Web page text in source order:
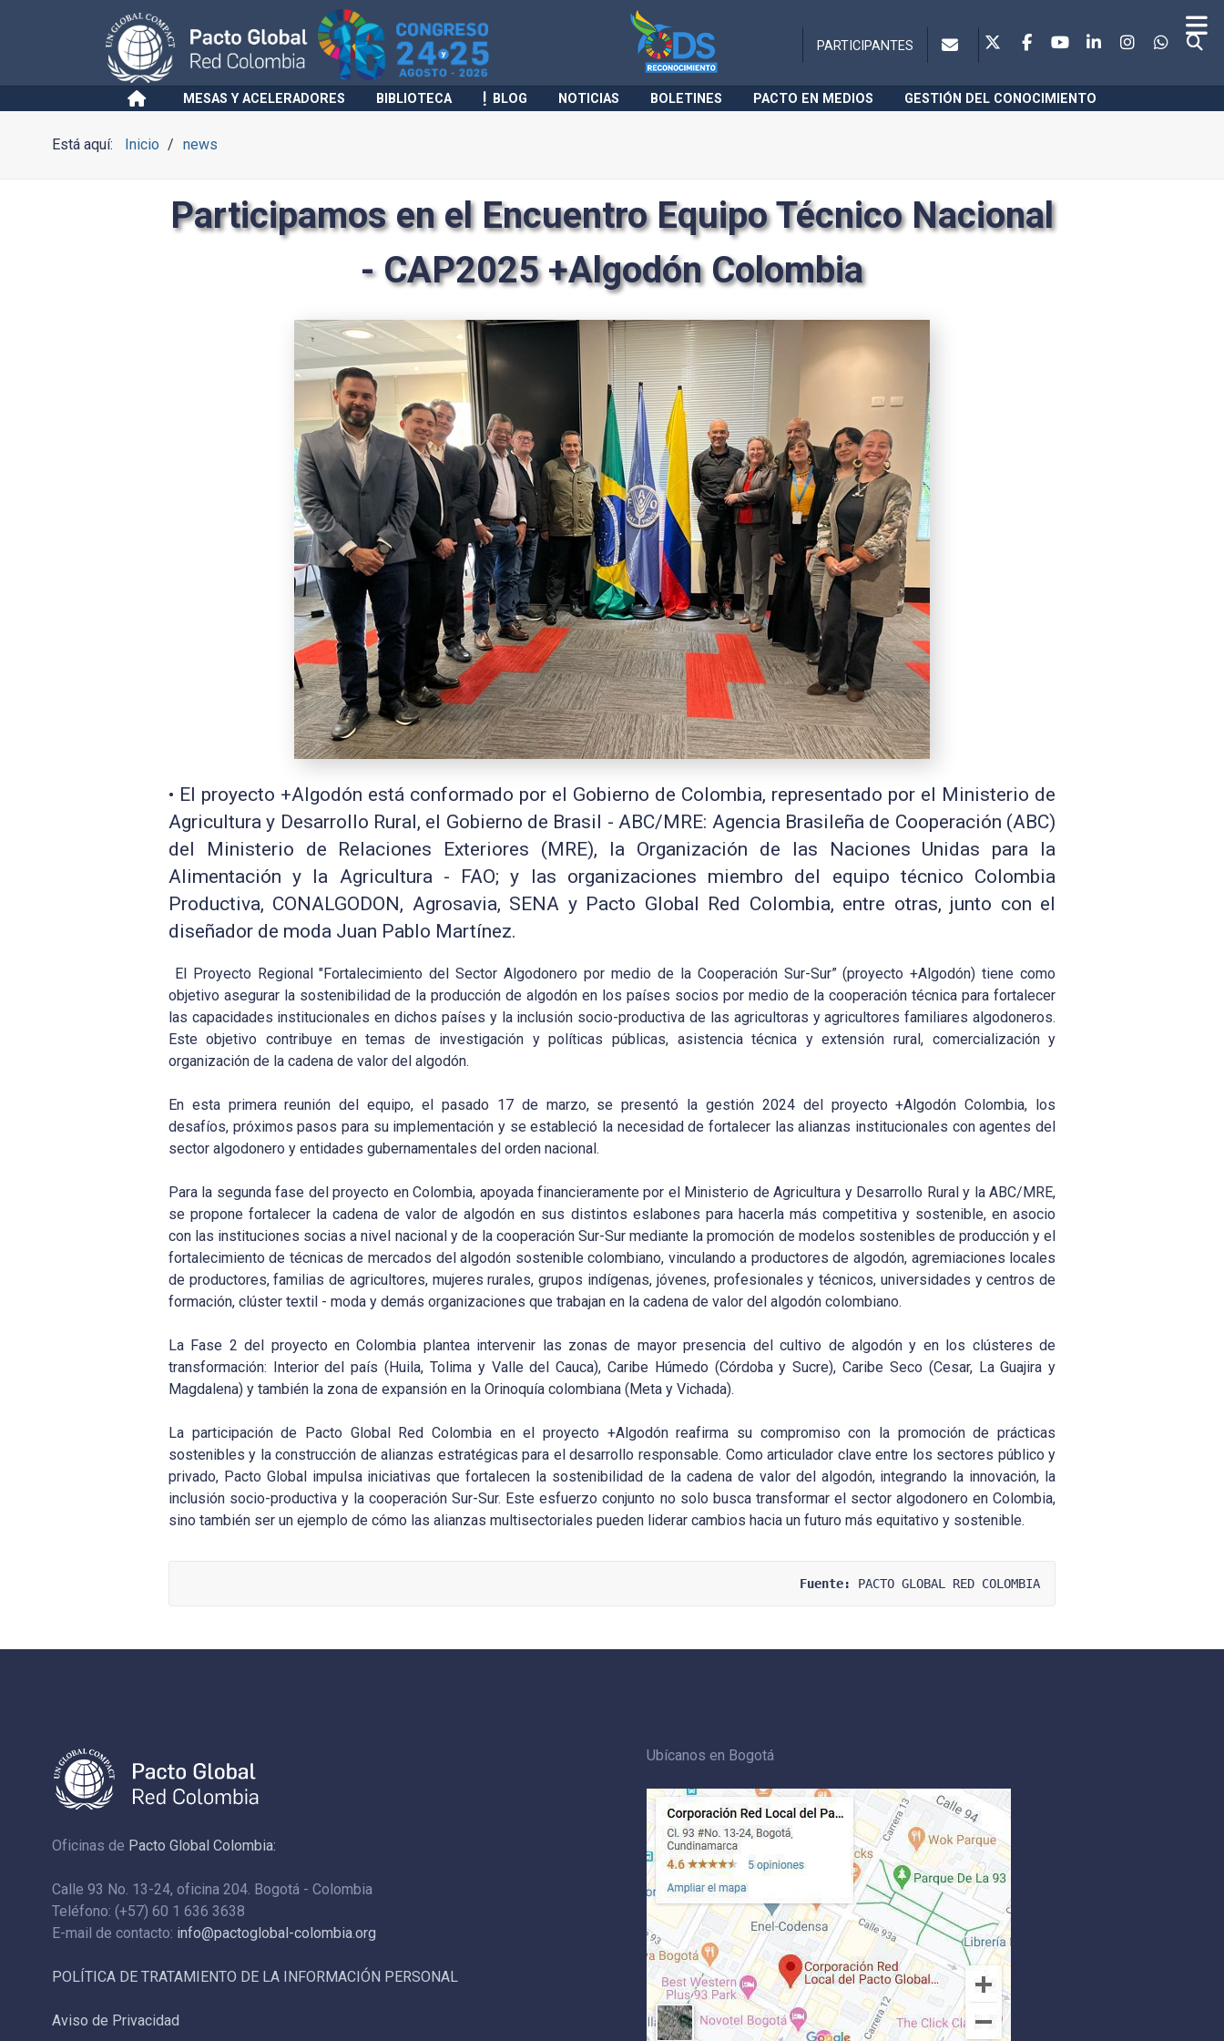
PARTICIPANTES
MESAS Y ACELERADORES BIBLIOTECA BLOG NOTICIAS BOLETINES PACTO EN MEDIOS GESTIÓN DEL CONOCIMIENTO
Está aquí: Inicio news
Participamos en el Encuentro Equipo Técnico Nacional
- CAP2025 +Algodón Colombia
• El proyecto +Algodón estáconformado por el Gobierno de Colombia, representado por el Ministerio de
Agricultura y Desarrollo Rural, el Gobierno de Brasil -ABC/MRE: Agencia Brasileña de Cooperación (ABC)
del Ministerio de Relaciones Exteriores (MRE), la Organización de las Naciones Unidas para la
Alimentación y la Agricultura - FAO; y las organizaciones miembro del equipo técnico Colombia
Productiva, CONALGODON, Agrosavia, SENA y Pacto Global Red Colombia, entre otras, junto con el
diseñador de moda Juan Pablo Martínez.
El Proyecto Regional "Fortalecimiento del Sector Algodonero por medio de la Cooperación Sur-Sur” (proyecto +Algodón) tiene como
objetivo asegurar la sostenibilidad de la producción de algodón en los países socios por medio de la cooperación técnica para fortalecer
las capacidades institucionales en dichos países y la inclusión socio-productiva de las agricultoras y agricultores familiares algodoneros.
Este objetivo contribuye en temas de investigación y políticas públicas, asistencia técnica y extensión rural, comercialización y
organización de la cadena de valor del algodón.
En esta primera reunión del equipo, el pasado 17 de marzo,se presentó la gestión 2024 del proyecto +Algodón Colombia, los
desafíos,próximos pasos para suimplementación y se estableció la necesidad de fortalecer las alianzas institucionales con agentes del
sector algodonero y entidades gubernamentales del orden nacional.
Para la segunda fase del proyecto en Colombia, apoyada financieramente por el Ministerio de Agricultura y Desarrollo Rural y la ABC/MRE,
se propone fortalecer la cadena de valor de algodón en sus distintos eslabones para hacerla más competitiva y sostenible, en asocio
con las instituciones socias a nivel nacional y de la cooperación Sur-Sur mediante la promoción de modelos sostenibles de producción y el
fortalecimiento de técnicas de mercados del algodón sostenible colombiano, vinculando a productores de algodón, agremiaciones locales
de productores, familias de agricultores, mujeres rurales, grupos indígenas, jóvenes, profesionales y técnicos, universidades y centros de
formación, clúster textil - moda y demás organizaciones que trabajan en la cadena de valor del algodón colombiano.
La Fase 2 del proyecto en Colombia plantea intervenir las zonas de mayor presencia del cultivo de algodón y en los clústeres de
transformación: Interior del país (Huila, Tolima y Valle del Cauca), Caribe Húmedo (Córdoba y Sucre), Caribe Seco (Cesar, La Guajira y
Magdalena) y también la zona de expansión en la Orinoquía colombiana (Meta y Vichada).
La participación de Pacto Global Red Colombia en el proyecto +Algodón reafirma su compromiso con la promoción de prácticas
sostenibles y la construcción de alianzas estratégicas para el desarrollo responsable. Como articulador clave entre los sectores público y
privado, Pacto Global impulsa iniciativas que fortalecen la sostenibilidad de la cadena de valor del algodón, integrando la innovación, la
inclusión socio-productiva y la cooperación Sur-Sur. Este esfuerzo conjunto no solo busca transformar el sector algodonero en Colombia,
sino también ser un ejemplo de cómo las alianzas multisectoriales pueden liderar cambios hacia un futuro más equitativo y sostenible.
Fuente: PACTO GLOBAL RED COLOMBIA
Oficinas de Pacto Global Colombia:
Calle 93 No. 13-24, oficina 204. Bogotá - Colombia
Teléfono: (+57) 60 1 636 3638
E-mail de contacto: info@pactoglobal-colombia.org
POLÍTICA DE TRATAMIENTO DE LA INFORMACIÓN PERSONAL
Aviso de Privacidad
Ubícanos en Bogotá